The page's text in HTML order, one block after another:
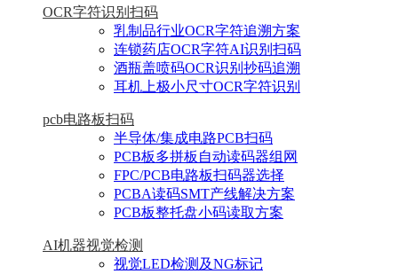
OCR字符识别扫码
乳制品行业OCR字符追溯方案
连锁药店OCR字符AI识别扫码
酒瓶盖喷码OCR识别抄码追溯
耳机上极小尺寸OCR字符识别
pcb电路板扫码
半导体/集成电路PCB扫码
PCB板多拼板自动读码器组网
FPC/PCB电路板扫码器选择
PCBA读码SMT产线解决方案
PCB板整托盘小码读取方案
AI机器视觉检测
视觉LED检测及NG标记